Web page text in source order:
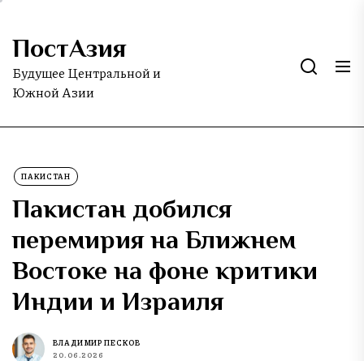
Skip
the
content
ПостАзия
Будущее Центральной и
Южной Азии
ПАКИСТАН
Пакистан добился
перемирия на Ближнем
Востоке на фоне критики
Индии и Израиля
ВЛАДИМИР ПЕСКОВ
20.06.2026